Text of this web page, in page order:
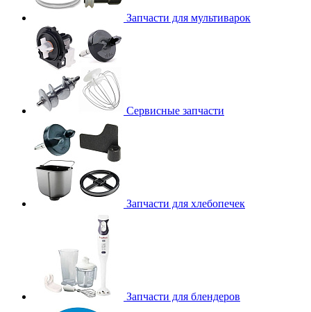
Запчасти для мультиварок
Сервисные запчасти
Запчасти для хлебопечек
Запчасти для блендеров